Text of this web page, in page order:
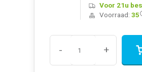
Voor 21u
Voorraad: 35
- +